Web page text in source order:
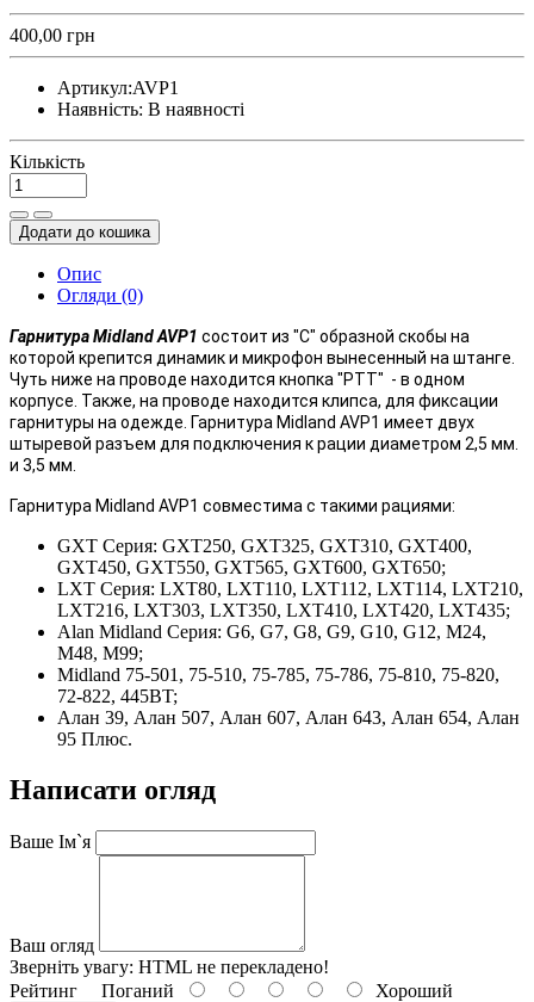
400,00 грн
Артикул:AVP1
Наявність: В наявності
Кількість
Додати до кошика
Опис
Огляди (0)
ГарнитураMidland AVP1 состоит из "С" образной скобы на
которой крепится динамик и микрофон вынесенный на штанге.
Чуть ниже на проводе находится кнопка "РТТ" - в одном
корпусе. Также, на проводе находится клипса, для фиксации
гарнитуры на одежде. Гарнитура Midland AVP1 имеет двух
штыревой разъем для подключения к рации диаметром 2,5 мм.
и 3,5 мм.
Гарнитура Midland AVP1 совместима с такими рациями:
GXT Серия: GXT250, GXT325, GXT310, GXT400,
GXT450, GXT550, GXT565, GXT600, GXT650;
LXT Серия: LXT80, LXT110, LXT112, LXT114, LXT210,
LXT216, LXT303, LXT350, LXT410, LXT420, LXT435;
Alan Midland Серия: G6, G7, G8, G9, G10, G12, M24,
M48, M99;
Midland 75-501, 75-510, 75-785, 75-786, 75-810, 75-820,
72-822, 445BT;
Алан 39, Алан 507, Алан 607, Алан 643, Алан 654, Алан
95 Плюс.
Написати огляд
Ваше Ім`я
Ваш огляд
Зверніть увагу: HTML не перекладено!
Рейтинг Поганий Хороший